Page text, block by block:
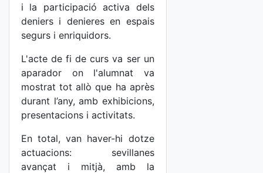
i la participació activa dels
deniers i denieres en espais
segurs i enriquidors.
L'acte de fi de curs va ser un
aparador on l'alumnat va
mostrat tot allò que ha après
durant l’any, amb exhibicions,
presentacions i activitats.
En total, van haver-hi dotze
actuacions: sevillanes
avançat i mitjà, amb la